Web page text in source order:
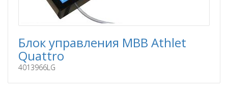
Блок управления MBB Athlet
Quattro
4013966LG